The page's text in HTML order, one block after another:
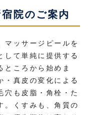
院のご案内
マッサージピールを
して単純に提供する
ところから始めま
・真皮の変化による
穴も皮脂・角栓・た
。くすみも、角質の